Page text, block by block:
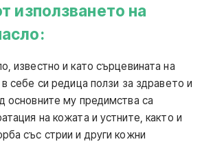
използването на
известно и като сърцевината на
себе си редица ползи за здравето и
основните му предимства са
на кожата и устните, както и
със стрии и други кожни